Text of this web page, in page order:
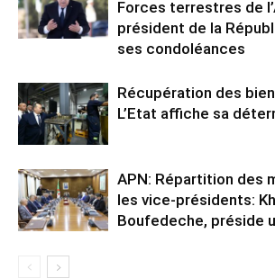
Forces terrestres de
président de la
ses condoléances
Récupération des
L’Etat affiche sa
APN: Répartition des
les vice-présidents:
Boufedeche, préside